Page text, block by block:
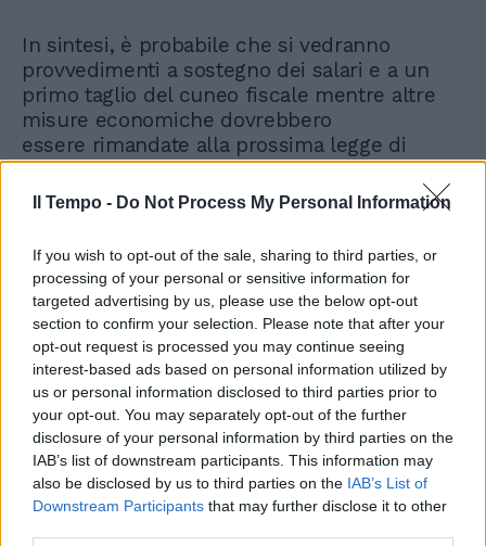
Il Tempo - Do Not Process My Personal Information
If you wish to opt-out of the sale, sharing to third parties, or
processing of your personal or sensitive information for
targeted advertising by us, please use the below opt-out
section to confirm your selection. Please note that after your
opt-out request is processed you may continue seeing
interest-based ads based on personal information utilized by
us or personal information disclosed to third parties prior to
your opt-out. You may separately opt-out of the further
disclosure of your personal information by third parties on the
IAB’s list of downstream participants. This information may
also be disclosed by us to third parties on the IAB’s List of
Downstream Participants that may further disclose it to other
In sintesi, è probabile che si vedranno
provvedimenti a sostegno dei salari e a un
primo taglio del cuneo fiscale mentre altre
misure economiche dovrebbero
essere rimandate alla prossima legge di
Bilancio, ma non è escluso il varo di
misure più urgente per fronteggiare le
necessità più immediate.